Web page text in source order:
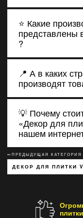
⭐ Какие
представлены
?
📍 А в каких
производят
💡 Почему
«Декор для
нашем
↢ПРЕДЫДУЩАЯ КАТЕГОРИЯ
ДЕКОР ДЛЯ ПЛИТКИ
плитки